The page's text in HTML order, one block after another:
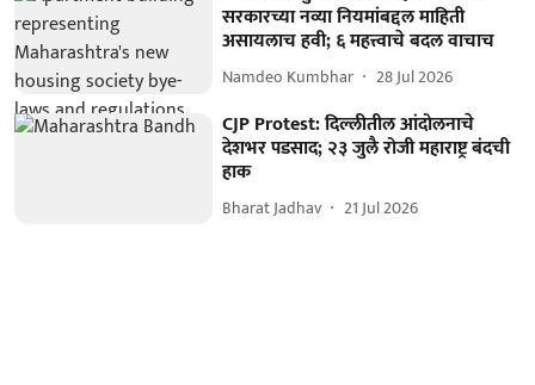
सरकारच्या नव्या नियमांबद्दल माहिती
असायलाच हवी; ६ महत्त्वाचे बदल वाचाच
Namdeo Kumbhar 28 Jul 2026
CJP Protest: दिल्लीतील आंदोलनाचे
देशभर पडसाद; २३ जुलै रोजी महाराष्ट्र बंदची
हाक
Bharat Jadhav 21 Jul 2026